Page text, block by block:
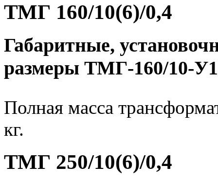
ТМГ 160/10(6)/0,4
Габаритные,
размеры ТМГ-160/10-У1
Полная масса
кг.
ТМГ 250/10(6)/0,4